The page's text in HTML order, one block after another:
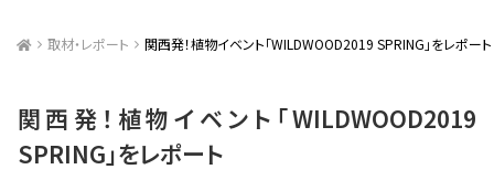
取材・レポート 関西発！植物イベント「WILDWOOD2019 SPRING」をレポート
関西発！植物イベント「WILDWOOD2019
SPRING」をレポート